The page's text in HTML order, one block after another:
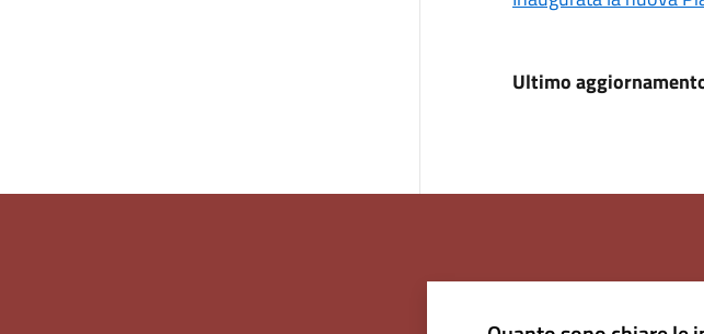
Ultimo